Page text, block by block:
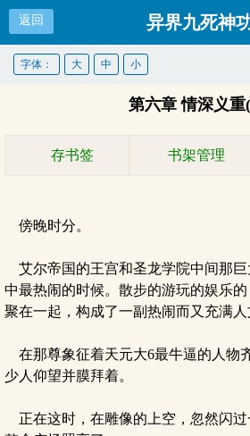
返回 异界九死神
字体： 大 中 小
第六章 情深义重
存书签 书架管理
傍晚时分。
艾尔帝国的王宫和圣龙学院中间那巨
中最热闹的时候。散步的游玩的娱乐
聚在一起，构成了一副热闹而又充满人
在那尊象征着天元大6最牛逼的人物
少人仰望并膜拜着。
正在这时，在雕像的上空，忽然闪